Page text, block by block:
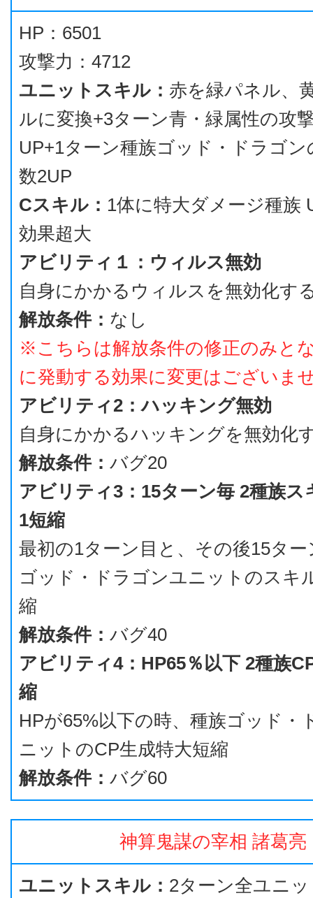
HP：6501
攻撃力：4712
ユニットスキル： 赤を緑パネル、
ルに変換+3ターン青・緑属性の攻
UP+1ターン種族ゴッド・ドラゴ
数2UP
Cスキル： 1体に特大ダメージ種族
効果超大
アビリティ１：ウィルス無効
自身にかかるウィルスを無効化す
解放条件： なし
※こちらは解放条件の修正のみと
に発動する効果に変更はございま
アビリティ2：ハッキング無効
自身にかかるハッキングを無効化
解放条件： バグ20
アビリティ3：15ターン毎 2種族ス
1短縮
最初の1ターン目と、その後15タ
ゴッド・ドラゴンユニットのスキ
縮
解放条件： バグ40
アビリティ4：HP65％以下 2種族
縮
HPが65%以下の時、種族ゴッド・
ニットのCP生成特大短縮
解放条件： バグ60
神算鬼謀の宰相 諸葛亮
ユニットスキル： 2ターン全ユニ